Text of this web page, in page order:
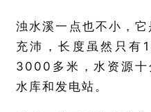
浊水溪一点也不小，
充沛，长度虽然只有
3000 多米，水资源
水库和发电站。